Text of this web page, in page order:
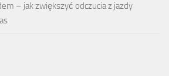
– jak zwiększyć odczucia z jazdy